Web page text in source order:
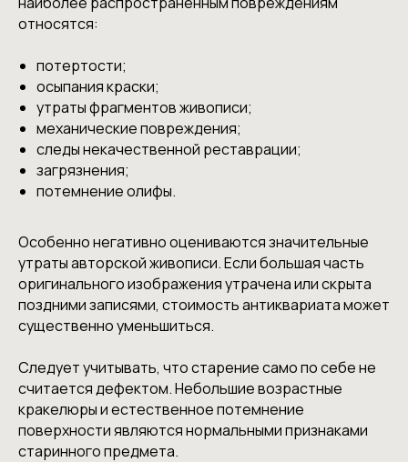
относятся:
потертости;
осыпания краски;
утраты фрагментов живописи;
механические повреждения;
следы некачественной реставрации;
загрязнения;
потемнение олифы.
Особенно негативно оцениваются значительные
утраты авторской живописи. Если большая часть
оригинального изображения утрачена или скрыта
поздними записями, стоимость антиквариата может
существенно уменьшиться.
Следует учитывать, что старение само по себе не
считается дефектом. Небольшие возрастные
кракелюры и естественное потемнение
поверхности являются нормальными признаками
старинного предмета.